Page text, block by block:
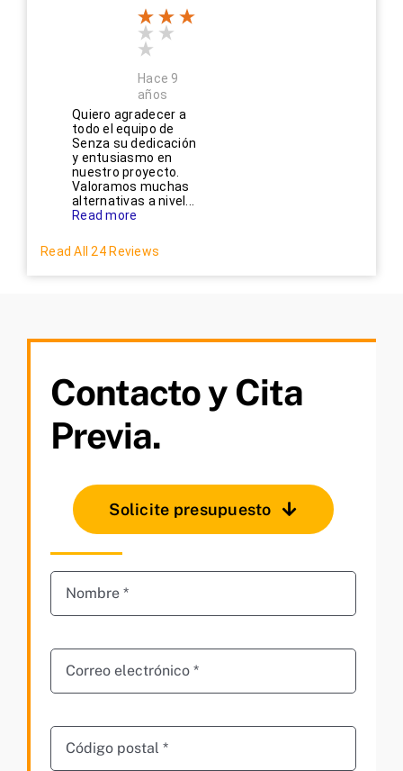
Hace 9
años
Quiero agradecer a
todo el equipo de
Senza su dedicación
y entusiasmo en
nuestro proyecto.
Valoramos muchas
alternativas a nivel...
Read more
Read All 24 Reviews
Contacto y Cita
Previa.
Solicite presupuesto